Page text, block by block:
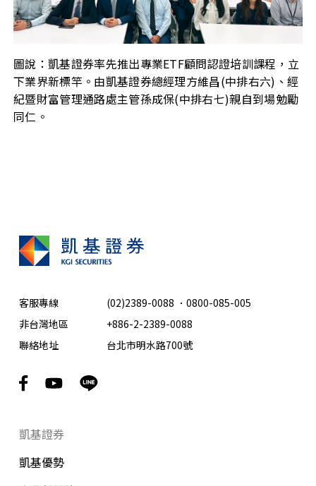
圖說：凱基證券率先推出專業ETF顧問認證培訓課程，立
下業界新標竿。由凱基證券總經理方維昌(中排右六)、經
紀暨財富管理通路處主管孫成保(中排右七)親自到場勉勵
同仁。
客服專線 (02)2389-0088 ． 0800-085-005
非台灣地區
+886-2-2389-0088
聯絡地址
台北市明水路700號
凱基證券
凱基優勢